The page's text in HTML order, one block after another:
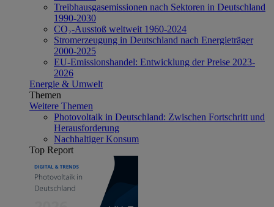
Treibhausgasemissionen nach Sektoren in Deutschland
1990-2030
CO₂-Ausstoß weltweit 1960-2024
Stromerzeugung in Deutschland nach Energieträger
2000-2025
EU-Emissionshandel: Entwicklung der Preise 2023-
2026
Energie & Umwelt
Themen
Weitere Themen
Photovoltaik in Deutschland: Zwischen Fortschritt und
Herausforderung
Nachhaltiger Konsum
Top Report